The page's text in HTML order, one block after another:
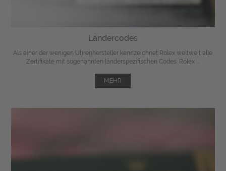
Ländercodes
Als einer der wenigen Uhrenhersteller kennzeichnet Rolex weltweit alle
Zertifikate mit sogenannten länderspezifischen Codes. Rolex ...
MEHR